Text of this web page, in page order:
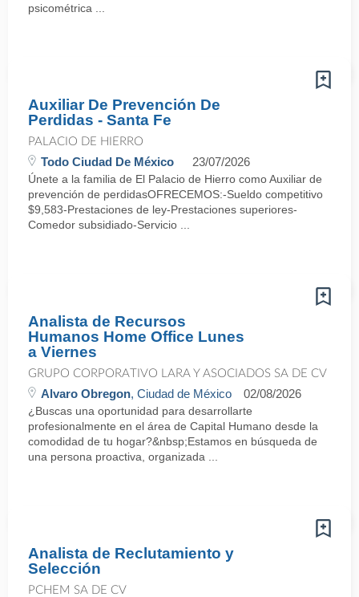
psicométrica ...
Auxiliar De Prevención De
Perdidas - Santa Fe
PALACIO DE HIERRO
Todo Ciudad De México 23/07/2026
Únete a la familia de El Palacio de Hierro como Auxiliar de
prevención de perdidasOFRECEMOS:-Sueldo competitivo
$9,583-Prestaciones de ley-Prestaciones superiores-
Comedor subsidiado-Servicio ...
Analista de Recursos
Humanos Home Office Lunes
a Viernes
GRUPO CORPORATIVO LARA Y ASOCIADOS SA DE CV
Alvaro Obregon, Ciudad de México 02/08/2026
¿Buscas una oportunidad para desarrollarte
profesionalmente en el área de Capital Humano desde la
comodidad de tu hogar?&nbsp;Estamos en búsqueda de
una persona proactiva, organizada ...
Analista de Reclutamiento y
Selección
PCHEM SA DE CV